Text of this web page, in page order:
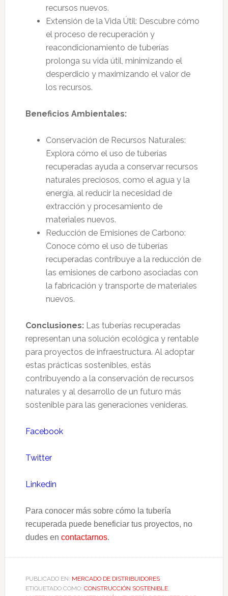
recursos nuevos.
Extensión de la Vida Útil: Descubre cómo
el proceso de recuperación y
reacondicionamiento de tuberías
prolonga su vida útil, minimizando el
desperdicio y maximizando el valor de
los recursos.
Beneficios Ambientales:
Conservación de Recursos Naturales:
Explora cómo el uso de tuberías
recuperadas ayuda a conservar recursos
naturales preciosos, como el agua y la
energía, al reducir la necesidad de
extracción y procesamiento de
materiales nuevos.
Reducción de Emisiones de Carbono:
Conoce cómo el uso de tuberías
recuperadas contribuye a la reducción de
las emisiones de carbono asociadas con
la fabricación y transporte de materiales
nuevos.
Conclusiones:Las tuberías recuperadas
representan una solución ecológica y rentable
para proyectos de infraestructura. Al adoptar
estas prácticas sostenibles, estás
contribuyendo a la conservación de recursos
naturales y al desarrollo de un futuro más
sostenible para las generaciones venideras.
Facebook
Twitter
Linkedin
Para conocer más sobre cómo la tubería
recuperada puede beneficiar tus proyectos, no
dudes en contactarnos.
PUBLICADO EN: MERCADO DE DISTRIBUIDORES
ETIQUETADO COMO: CONSTRUCCIÓN SOSTENIBLE,